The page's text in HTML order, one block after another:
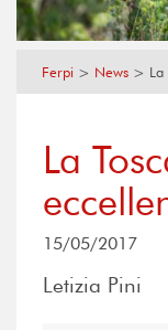
Ferpi > News >
La
15/05/2017
Letizia Pini